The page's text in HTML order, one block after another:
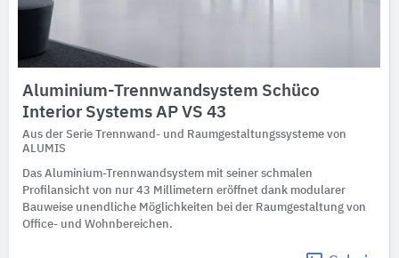
Aluminium-Trennwandsystem Schüco
Interior Systems AP VS 43
Aus der Serie Trennwand- und Raumgestaltungssysteme von
ALUMIS
Das Aluminium-Trennwandsystem mit seiner schmalen
Profilansicht von nur 43 Millimetern eröffnet dank modularer
Bauweise unendliche Möglichkeiten bei der Raumgestaltung von
Office- und Wohnbereichen.